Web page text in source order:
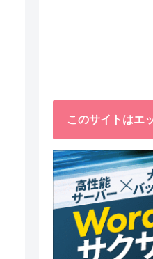
このサイトはエ